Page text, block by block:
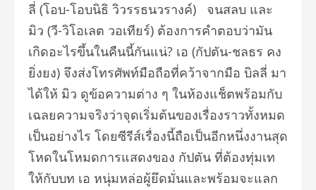
ลี่ (โอบ-โอบนิธิ วิวรรธนวรางค์) จนสลบ และ
มิว (วี-วิโอเลต วอเทียร์) ต้องการคำตอบว่ามัน
เกิดอะไรขึ้นในคืนนี้กันแน่? เอ (กัปตัน-ชลธร คง
ยิ่งยง) จึงส่งโทรศัพท์มือถือที่คว้าจากมือ บิลลี่ มา
ได้ให้ มิว ดูข้อความต่าง ๆ ในห้องแช็ตพร้อมกับ
เฉลยความจริงว่าจุดเริ่มต้นของเรื่องราวทั้งหมด
เป็นอย่างไร โดยซีรีส์เรื่องนี้ถือเป็นอีกหนึ่งงานสุด
โหดในโหมดการแสดงของ กัปตัน ที่ต้องทุ่มเท
ให้กับบท เอ หนุ่มหล่อผู้ยึดมั่นและพร้อมจะแลก